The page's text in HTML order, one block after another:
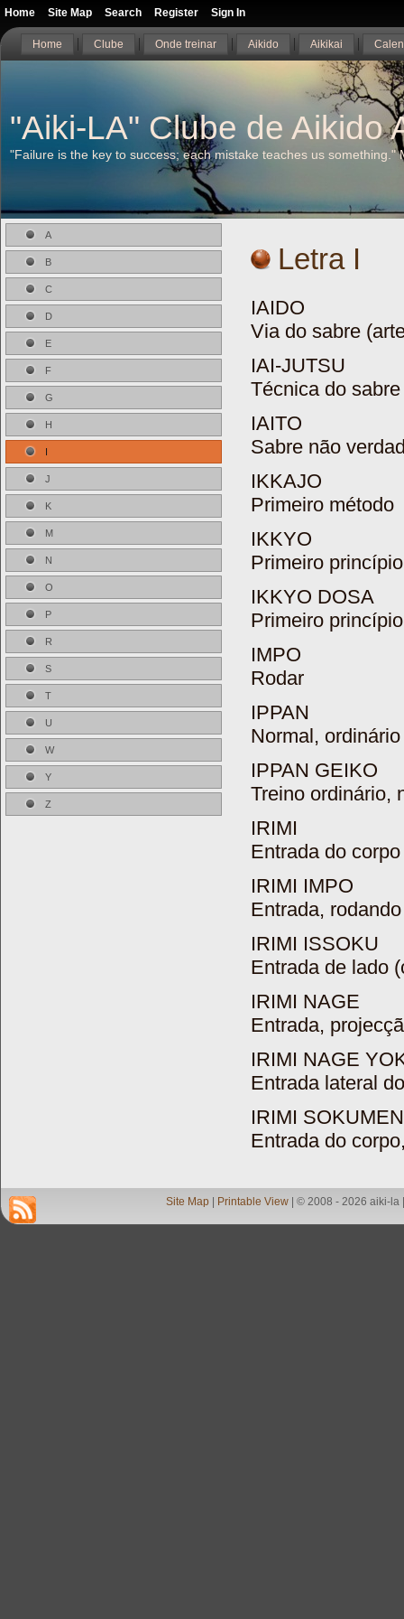
Home Clube Onde treinar Aikido Aikikai
"Aiki-LA" Clube de Aikido
"Failure is the key to success; each mistake teaches us something."
A
B
C
D
E
F
G
H
I
J
K
M
N
O
P
R
S
T
U
W
Y
Z
Letra I
IAIDO
Via do sabre
IAI-JUTSU
Técnica do sabre
IAITO
Sabre não
IKKAJO
Primeiro método
IKKYO
Primeiro princípio
IKKYO DOSA
Primeiro
IMPO
Rodar
IPPAN
Normal, ordinário
IPPAN GEIKO
Treino ordinário,
IRIMI
Entrada do corpo
IRIMI IMPO
Entrada, rodando
IRIMI ISSOKU
Entrada de lado
IRIMI NAGE
Entrada,
IRIMI NAGE
Entrada lateral
IRIMI SOKUMEN
Entrada do
Site Map Printable View | © 2008 - 2026 aiki-la
Home Site Map Search Register Sign In